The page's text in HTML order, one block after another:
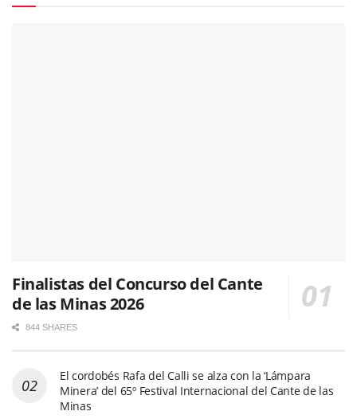
Finalistas del Concurso del Cante
de las Minas 2026
844 SHARES
El cordobés Rafa del Calli se alza con la ‘Lámpara
Minera’ del 65º Festival Internacional del Cante de las
Minas